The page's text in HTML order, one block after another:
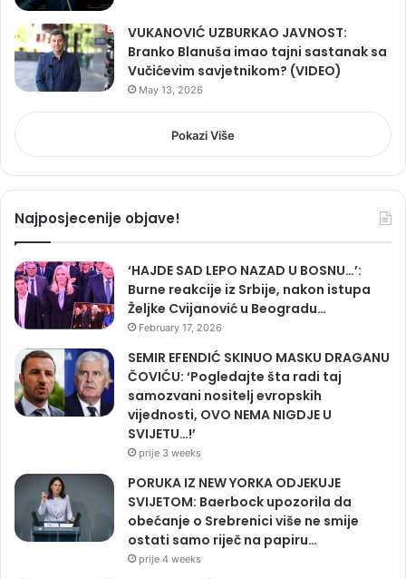
VUKANOVIĆ UZBURKAO JAVNOST:
Branko Blanuša imao tajni sastanak sa
Vučićevim savjetnikom? (VIDEO)
May 13, 2026
Pokazi Više
Najposjecenije objave!
‘HAJDE SAD LEPO NAZAD U BOSNU…’:
Burne reakcije iz Srbije, nakon istupa
Željke Cvijanović u Beogradu…
February 17, 2026
SEMIR EFENDIĆ SKINUO MASKU DRAGANU
ČOVIĆU: ‘Pogledajte šta radi taj
samozvani nositelj evropskih
vijednosti, OVO NEMA NIGDJE U
SVIJETU…!’
prije 3 weeks
PORUKA IZ NEW YORKA ODJEKUJE
SVIJETOM: Baerbock upozorila da
obećanje o Srebrenici više ne smije
ostati samo riječ na papiru…
prije 4 weeks